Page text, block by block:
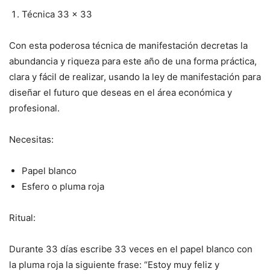
Técnica 33 x 33
Con esta poderosa técnica de manifestación decretas la
abundancia y riqueza para este año de una forma práctica,
clara y fácil de realizar, usando la ley de manifestación para
diseñar el futuro que deseas en el área económica y
profesional.
Necesitas:
Papel blanco
Esfero o pluma roja
Ritual:
Durante 33 días escribe 33 veces en el papel blanco con
la pluma roja la siguiente frase: “Estoy muy feliz y